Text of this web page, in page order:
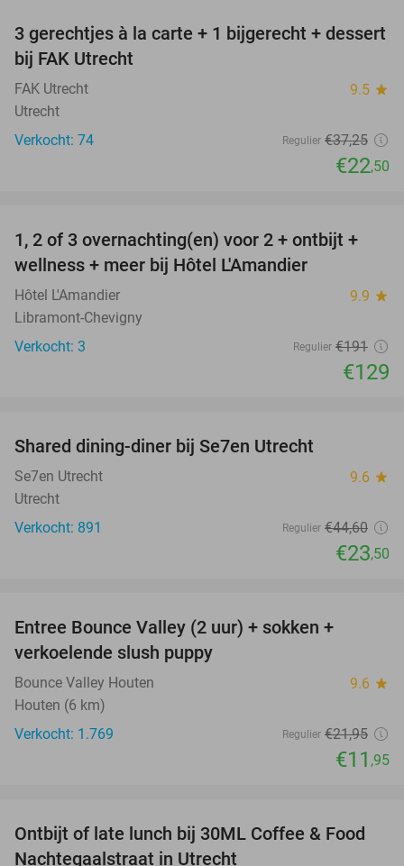
40%
3 gerechtjes à la carte + 1 bijgerecht + dessert
bij FAK Utrecht
FAK Utrecht 9.5 star
Utrecht
Verkocht: 74
Regulier €37,25
€22,50
32%
TODAY
1, 2 of 3 overnachting(en) voor 2 + ontbijt +
wellness + meer bij Hôtel L'Amandier
Hôtel L'Amandier 9.9 star
Libramont-Chevigny
Verkocht: 3
Regulier €191
€129
Shared dining-diner bij Se7en Utrecht
Se7en Utrecht 9.6 star
Utrecht
Verkocht: 891
Regulier €44,60
€23,50
Entree Bounce Valley (2 uur) + sokken +
verkoelende slush puppy
Bounce Valley Houten 9.6 star
Houten (6 km)
Verkocht: 1.769
Regulier €21,95
€11 ,95
31%
Ontbijt of late lunch bij 30ML Coffee & Food
Nachtegaalstraat in Utrecht